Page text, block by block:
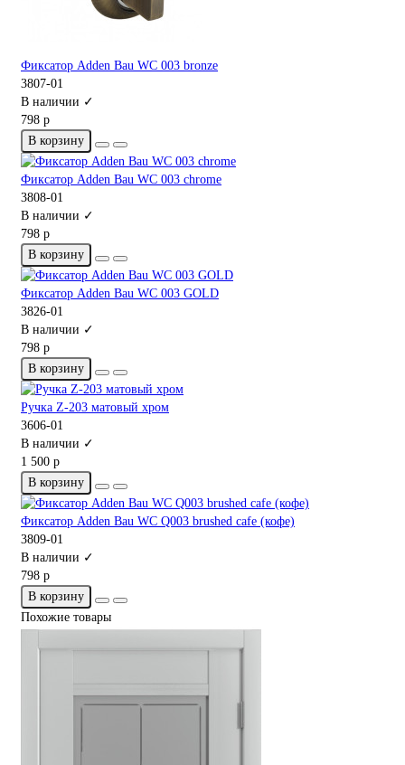
Фиксатор Adden Bau WC 003 bronze
3807-01
В наличии ✓
798 р
В корзину
Фиксатор Adden Bau WC 003 chrome
3808-01
В наличии ✓
798 р
В корзину
Фиксатор Adden Bau WC 003 GOLD
3826-01
В наличии ✓
798 р
В корзину
Ручка Z-203 матовый хром
3606-01
В наличии ✓
1 500 р
В корзину
Фиксатор Adden Bau WC Q003 brushed cafe (кофе)
3809-01
В наличии ✓
798 р
В корзину
Похожие товары